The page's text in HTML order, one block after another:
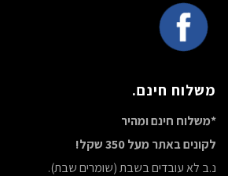
משלוח חינם.
*משלוח חינם ומהיר
לקונים באתר מעל 350 שקל!
נ.ב לא עובדים בשבת (שומרים שבת).